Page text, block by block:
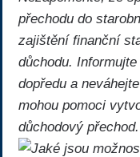
přechodu do
zajištění finanční
důchodu.
dopředu a
mohou pomoci
důchodový přechod.